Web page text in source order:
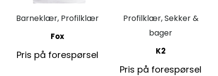
Barneklær, Profilklær
Fox
Pris på forespørsel
Profilklær, Sekker &
bager
K2
Pris på forespørsel